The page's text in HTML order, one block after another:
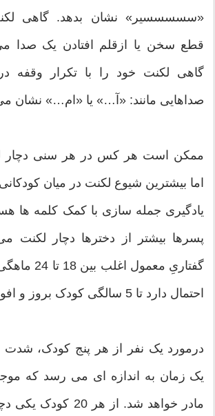
«سسسسسیر» نشان بدهد. گاهی
قطع سخن یا از‌قلم افتادن یک صدا
گاهی لکنت خود را با تکرار وقفه
صداهایی مانند: «آ…» یا «ام…» نشان
ممکن است هر کس در هر سنی دچار
اما بیشترین شیوع لکنت در میان
یادگیری جمله سازی با کمک کلمه ها
پسرها بیشتر از دخترها دچار لکنت
گفتاریِ
احتمال دارد تا 5 سالگی کودک بروز و افول داشته باشد.
درمورد یک نفر از هر پنج کودک، شدت
یک زمان به اندازه ای می رسد که
مادر خواهد شد. از هر